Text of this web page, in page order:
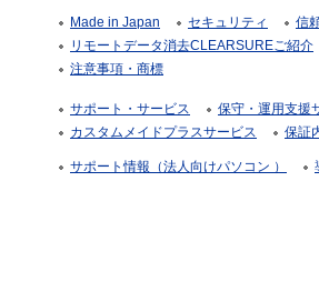
Made in Japan セキュリティ
信
リモートデータ消去CLEARSUREご紹介
注意事項・商標
サポート・サービス
保守・運用支援
カスタムメイドプラスサービス
保証
サポート情報（法人向けパソコン ）